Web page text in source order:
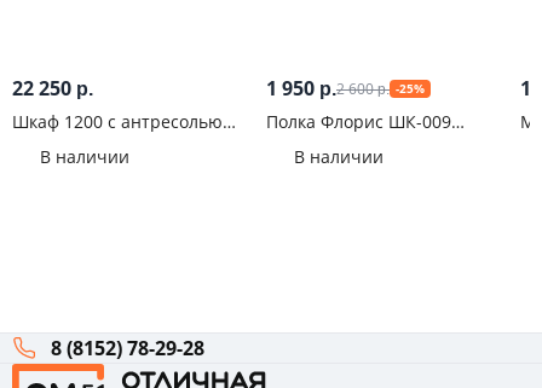
22 250 р.
Шкаф 1200 с антресолью
В наличии
1 950 р.2 600р. -25%
Полка Флорис ШК-009
В наличии
8 (8152) 78-29-28